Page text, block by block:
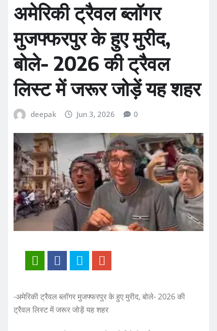
अमेरिकी ट्रैवल ब्लॉगर
मुजफ्फरपुर के हुए मुरीद,
बोले- 2026 की ट्रैवल
लिस्ट में जरूर जोड़ें यह शहर
deepak Jun 3, 2026 0
-अमेरिकी ट्रैवल ब्लॉगर मुजफ्फरपुर के हुए मुरीद, बोले- 2026 की
ट्रैवल लिस्ट में जरूर जोड़ें यह शहर